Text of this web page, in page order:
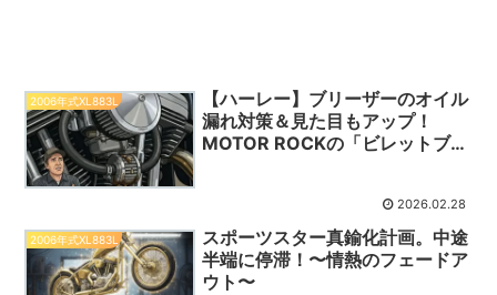
2006年式XL883L
【ハーレー】ブリーザーのオイル
漏れ対策＆見た目もアップ！
MOTOR ROCKの「ビレットブリ
2026.02.28
2006年式XL883L
スポーツスター真鍮化計画。中途
半端に停滞！〜情熱のフェードア
ウト〜